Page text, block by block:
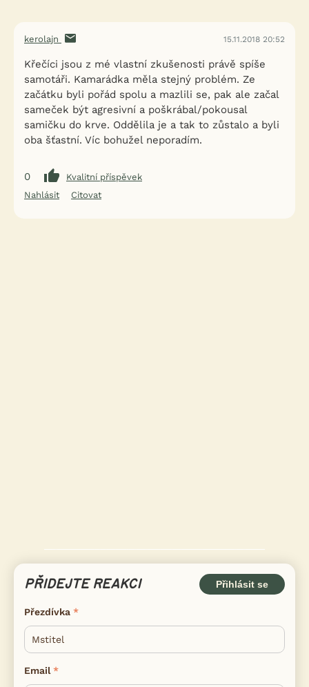
kerolajn 15.11.2018 20:52
Křečíci jsou z mé vlastní zkušenosti právě spíše
samotáři. Kamarádka měla stejný problém. Ze
začátku byli pořád spolu a mazlili se, pak ale začal
sameček být agresivní a poškrábal/pokousal
samičku do krve. Oddělila je a tak to zůstalo a byli
oba šťastní. Víc bohužel neporadím.
0
Kvalitní příspěvek
Nahlásit
Citovat
PŘIDEJTE REAKCI Přihlásit se
Přezdívka
Email